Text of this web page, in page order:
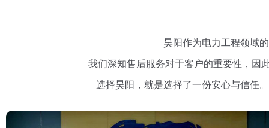
昊阳作为电力工程领域
我们深知售后服务对于客户的重要性，因
选择昊阳，就是选择了一份安心与信任